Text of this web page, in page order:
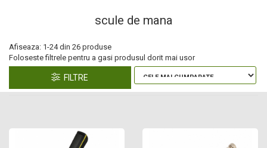
Trimmere
Drujbe
Freze de zapada
Foarfeci
Dispozitiv de ascutit lant
scule de mana
Afiseaza: 1-24din 26 produse
FILTRE